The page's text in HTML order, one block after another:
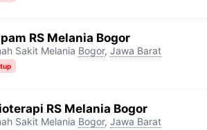
RS Melania Bogor
Sakit Melania Bogor, Jawa Barat
RS Melania Bogor
Sakit Melania Bogor, Jawa Barat